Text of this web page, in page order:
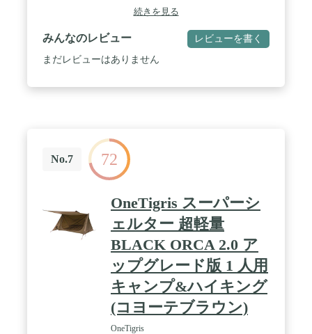
を換気することで結露を軽減します。 / 原産国:中国
続きを見る
みんなのレビュー レビューを書く
まだレビューはありません
No.7 72
OneTigris スーパーシ
ェルター 超軽量
BLACK ORCA 2.0 ア
ップグレード版 1 人用
キャンプ&ハイキング
(コヨーテブラウン)
OneTigris